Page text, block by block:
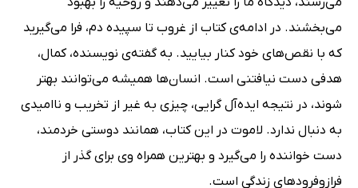
می‌بخشند. در ادامه‌ی کتاب از غروب تا سپیده دم، فرا می‌گیرید
که با نقص‌های خود کنار بیایید. به گفته‌ی نویسنده، کمال،
هدفی دست نیافتنی است. انسان‌ها همیشه می‌توانند بهتر
شوند، در نتیجه ایده‌آل گرایی، چیزی به غیر از تخریب و ناامیدی
به دنبال ندارد. لاموت در این کتاب، همانند دوستی خردمند،
دست خواننده را می‌گیرد و بهترین همراه وی برای گذر از
فرازوفرودهای زندگی است.